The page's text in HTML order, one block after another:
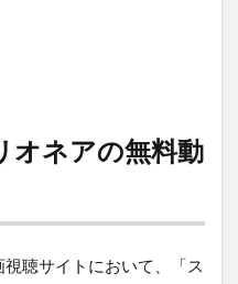
オネアの無料動
聴サイトにおいて、「ス